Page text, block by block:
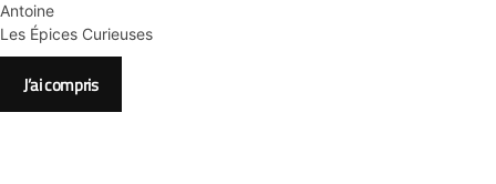
Antoine
Les Épices Curieuses
J’ai compris